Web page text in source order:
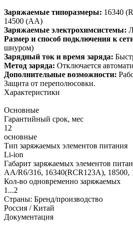
Заряжаемые типоразмеры: 16340
14500 (АА)
Заряжаемые электрохимсистемы:
Размер и способ подключения к
шнуром)
Зарядный ток и время заряда:
Метод заряда: Отключается
Дополнительные возможности:
Защита от переполюсовки.
Характеристики
Основные
Гарантийный срок, мес
12
основные
Тип заряжаемых элементов питания
Li-ion
Габарит заряжаемых элементов
AA/R6/316, 16340(RCR123A), 18500,
Кол-во одновременно заряжаемых
1...2
Страны: Бренд/производство
Россия / Китай
Документация